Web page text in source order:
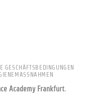
GESCHÄFTSBEDINGUNGEN
Academy Frankfurt.